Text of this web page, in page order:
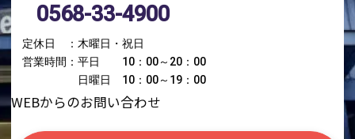
0568-33-4900
定休日 ：木曜日・祝日
営業時間：平日 10：00～20：00
日曜日 10：00～19：00
WEBからのお問い合わせ